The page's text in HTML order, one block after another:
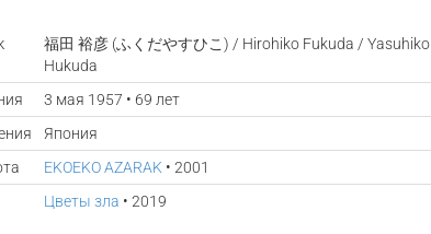
福田 裕彦 (ふくだやすひこ) / Hirohiko Fukuda / Yasuhiko
Hukuda
3 мая 1957 • 69 лет
Япония
EKOEKO AZARAK • 2001
Цветы зла • 2019